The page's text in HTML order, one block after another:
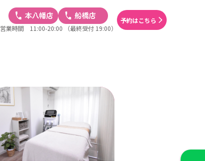
営業時間 11:00-20:00 （最終受付 19:00）
予約はこちら